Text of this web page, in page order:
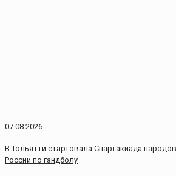
07.08.2026
В Тольятти стартовала Спартакиада народов
России по гандболу